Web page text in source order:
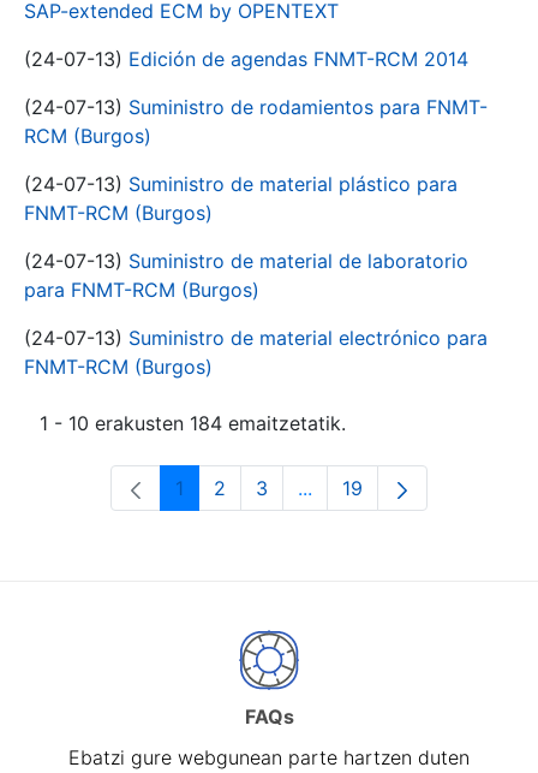
SAP-extended ECM by OPENTEXT
(24-07-13) Edición de agendas FNMT-RCM 2014
(24-07-13) Suministro de rodamientos para FNMT-
RCM (Burgos)
(24-07-13) Suministro de material plástico para
FNMT-RCM (Burgos)
(24-07-13) Suministro de material de laboratorio
para FNMT-RCM (Burgos)
(24-07-13) Suministro de material electrónico para
FNMT-RCM (Burgos)
1 - 10 erakusten 184 emaitzetatik.
Orrialdea
1 Orrialdea
2 Orrialdea
3 ...Intermediate Pages Use
Orrialdea
19
FAQs
Ebatzi gure webgunean parte hartzen duten